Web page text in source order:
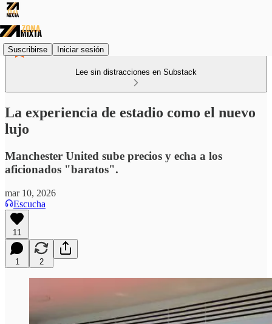
Suscribirse Iniciar sesión
Lee sin distracciones en Substack
La experiencia de estadio como el nuevo
lujo
Manchester United sube precios y echa a los
aficionados "baratos".
mar 10, 2026
Escucha
11
1 2